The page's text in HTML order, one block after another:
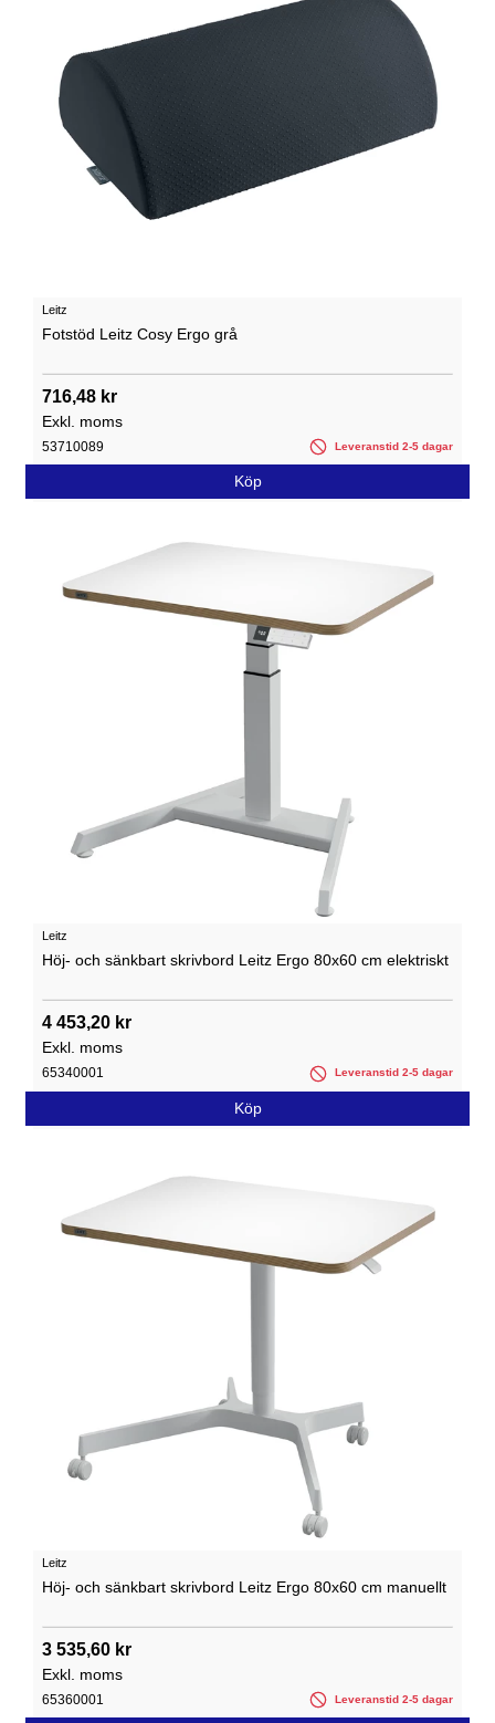
Leitz
Fotstöd Leitz Cosy Ergo grå
716,48 kr
Exkl. moms
53710089 Leveranstid 2-5 dagar
Köp
Leitz
Höj- och sänkbart skrivbord Leitz Ergo 80x60 cm elektriskt
4 453,20 kr
Exkl. moms
65340001 Leveranstid 2-5 dagar
Köp
Leitz
Höj- och sänkbart skrivbord Leitz Ergo 80x60 cm manuellt
3 535,60 kr
Exkl. moms
65360001 Leveranstid 2-5 dagar